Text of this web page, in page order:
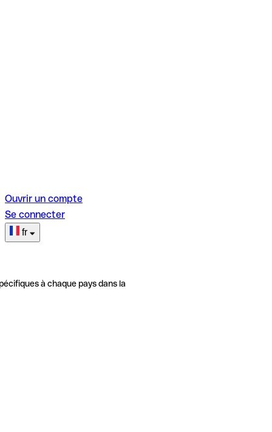
Ouvrir un compte
Se connecter
fr
à chaque pays dans la